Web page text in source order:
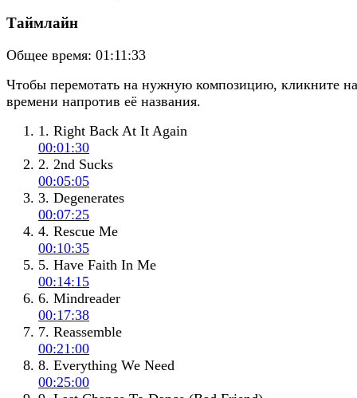
Таймлайн
Общее время: 01:11:33
Чтобы перемотать на нужную композицию, кликните на
времени напротив её названия.
1. Right Back At It Again
00:01:30
2. 2nd Sucks
00:05:05
3. Degenerates
00:07:25
4. Rescue Me
00:10:35
5. Have Faith In Me
00:14:15
6. Mindreader
00:17:38
7. Reassemble
00:21:00
8. Everything We Need
00:25:00